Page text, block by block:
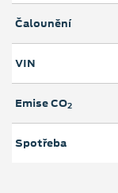
Čalounění
VIN
Emise CO2
Spotřeba